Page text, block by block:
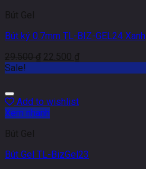
Bút Gel
Bút ký 0.7mm TL-BIZ-GEL24 Xanh
29.500₫ 22.500 ₫
Sale!
Add to wishlist
Xem nhanh
Bút Gel
Bút Gel TL-BizGel23